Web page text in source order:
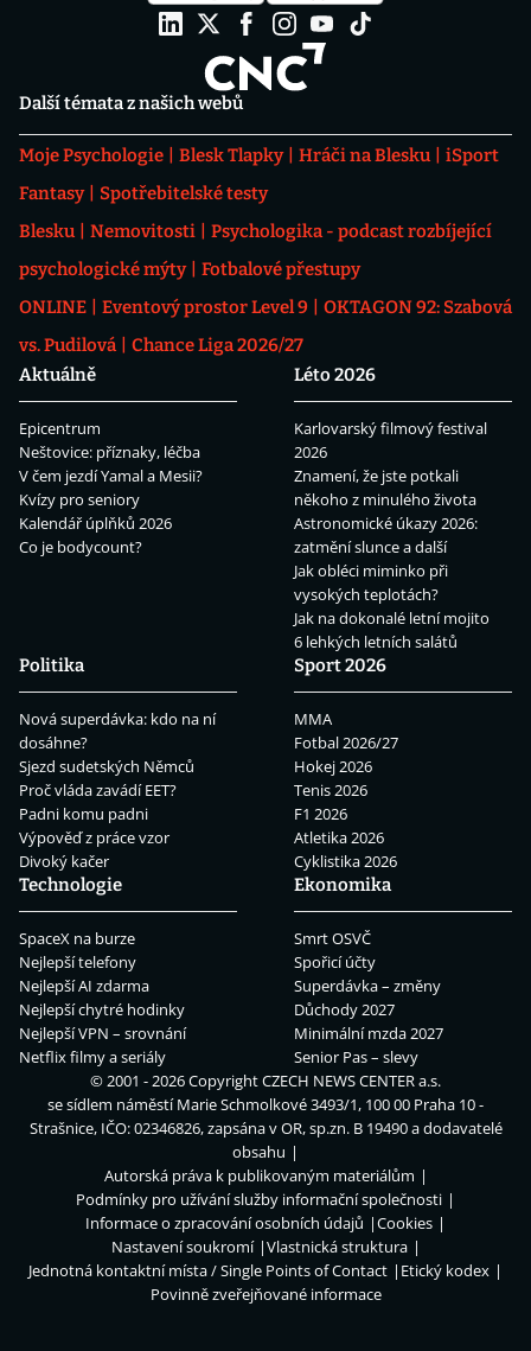
Další témata z našich webů
Moje Psychologie Blesk Tlapky Hráči na Blesku
iSport
Fantasy
Spotřebitelské testy
Blesku
Nemovitosti
Psychologika - podcast rozbíjející
psychologické mýty
Fotbalové přestupy
ONLINE
Eventový prostor Level 9
OKTAGON 92: Szabová
vs. Pudilová
Chance Liga 2026/27
Aktuálně
Epicentrum
Neštovice: příznaky, léčba
V čem jezdí Yamal a Mesii?
Kvízy pro seniory
Kalendář úplňků 2026
Co je bodycount?
Léto 2026
Karlovarský filmový festival
2026
Znamení, že jste potkali
někoho z minulého života
Astronomické úkazy 2026:
zatmění slunce a další
Jak obléci miminko při
vysokých teplotách?
Jak na dokonalé letní mojito
6 lehkých letních salátů
Politika
Nová superdávka: kdo na ní
dosáhne?
Sjezd sudetských Němců
Proč vláda zavádí EET?
Padni komu padni
Výpověď z práce vzor
Divoký kačer
Sport 2026
MMA
Fotbal 2026/27
Hokej 2026
Tenis 2026
F1 2026
Atletika 2026
Cyklistika 2026
Technologie
SpaceX na burze
Nejlepší telefony
Nejlepší AI zdarma
Nejlepší chytré hodinky
Nejlepší VPN – srovnání
Netflix filmy a seriály
Ekonomika
Smrt OSVČ
Spořicí účty
Superdávka – změny
Důchody 2027
Minimální mzda 2027
Senior Pas – slevy
© 2001 - 2026 CopyrightCZECH NEWS CENTER a.s.
se sídlem náměstí Marie Schmolkové 3493/1, 100 00 Praha 10 -
Strašnice, IČO: 02346826, zapsána v OR, sp.zn. B 19490 a dodavatelé
obsahu
Autorská práva k publikovaným materiálům
Podmínky pro užívání služby informační společnosti
Informace o zpracování osobních údajů
Cookies
Nastavení soukromí
Vlastnická struktura
Jednotná kontaktní místa / Single Points of Contact
Etický kodex
Povinně zveřejňované informace